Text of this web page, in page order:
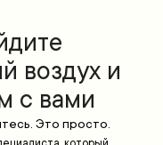
воздух и
с вами
Это просто.